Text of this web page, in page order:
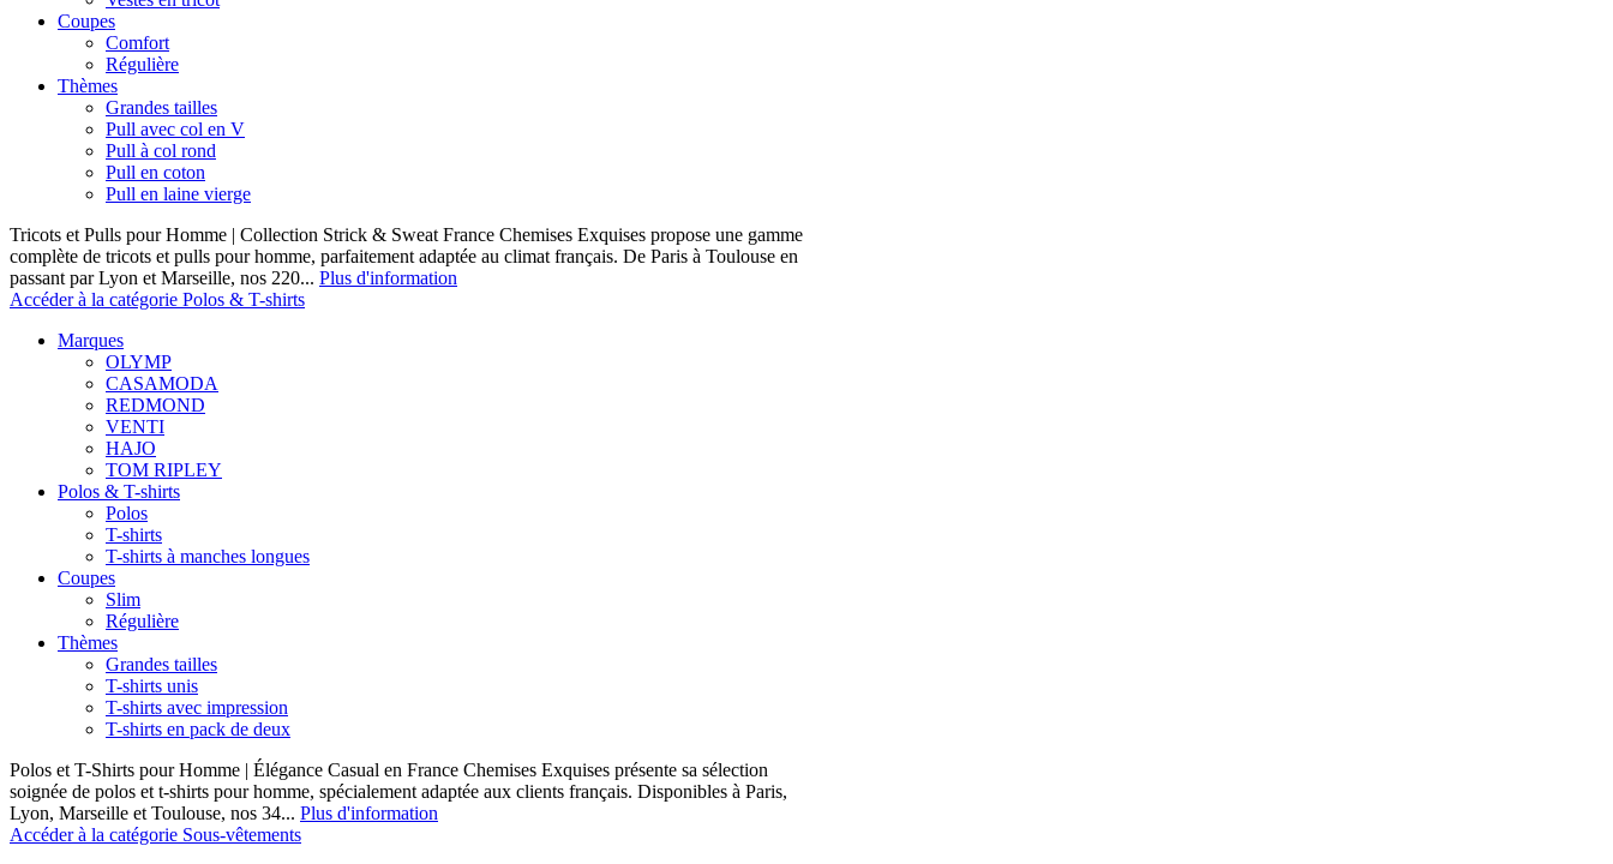
Coupes
Comfort
Régulière
Thèmes
Grandes tailles
Pull avec col en V
Pull à col rond
Pull en coton
Pull en laine vierge
Tricots et Pulls pour Homme | Collection Strick & Sweat France Chemises Exquises propose une gamme
complète de tricots et pulls pour homme, parfaitement adaptée au climat français. De Paris à Toulouse en
passant par Lyon et Marseille, nos 220... Plus d'information
Accéder à la catégorie Polos & T-shirts
Marques
OLYMP
CASAMODA
REDMOND
VENTI
HAJO
TOM RIPLEY
Polos & T-shirts
Polos
T-shirts
T-shirts à manches longues
Coupes
Slim
Régulière
Thèmes
Grandes tailles
T-shirts unis
T-shirts avec impression
T-shirts en pack de deux
Polos et T-Shirts pour Homme | Élégance Casual en France Chemises Exquises présente sa sélection
soignée de polos et t-shirts pour homme, spécialement adaptée aux clients français. Disponibles à Paris,
Lyon, Marseille et Toulouse, nos 34... Plus d'information
Accéder à la catégorie Sous-vêtements